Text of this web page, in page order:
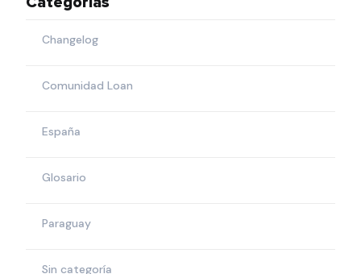
Changelog
Comunidad Loan
España
Glosario
Paraguay
Sin categoría